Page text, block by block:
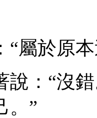
於原本
：“沒錯
。”